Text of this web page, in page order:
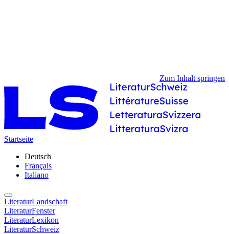
Zum Inhalt springen
Startseite
Deutsch
Français
Italiano
LiteraturLandschaft
LiteraturFenster
LiteraturLexikon
LiteraturSchweiz